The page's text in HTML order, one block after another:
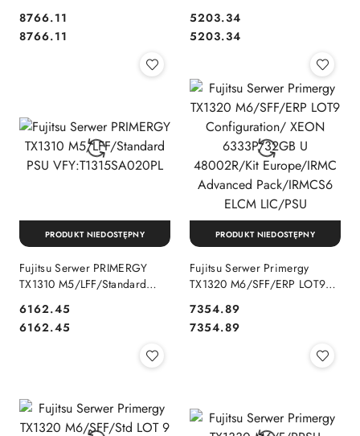
Cena:
8766.11
Cena:
8766.11 Cena:
5203.34
Cena:
5203.34
Fujitsu Serwer PRIMERGY
TX1310 M5/LFF/Standard
Cena:
6162.45
Cena:
6162.45
PRODUKT NIEDOSTĘPNY
Fujitsu Serwer Primergy
TX1320 M6/SFF/ERP LOT9
6333P/32GB U 48002R/Kit
Europe/IRMC Advanced
Pack/IRMCS6 ELCM LIC/PSU
Cena:
7354.89
Cena:
7354.89
PRODUKT NIEDOSTĘPNY